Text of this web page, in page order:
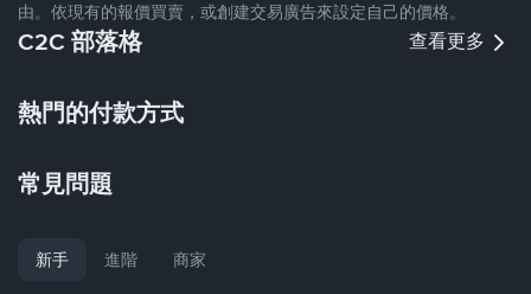
由。依現有的報價買賣，或創建交易廣告來設定自己的價格。
C2C 部落格 查看更多
熱門的付款方式
常見問題
新手 進階 商家